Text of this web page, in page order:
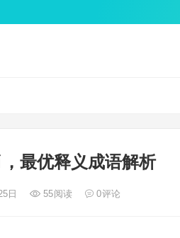
最优释义成语解析
日 55阅读 0评论